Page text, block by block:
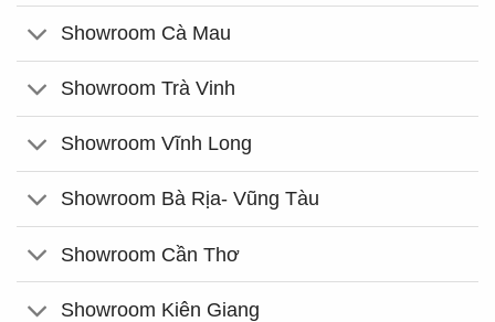
Showroom Cà Mau
Showroom Trà Vinh
Showroom Vĩnh Long
Showroom Bà Rịa- Vũng Tàu
Showroom Cần Thơ
Showroom Kiên Giang